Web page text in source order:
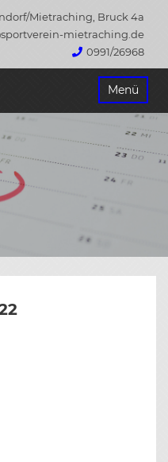
Mietraching, Bruck 4a
mietraching.de
0991/26968
Menü